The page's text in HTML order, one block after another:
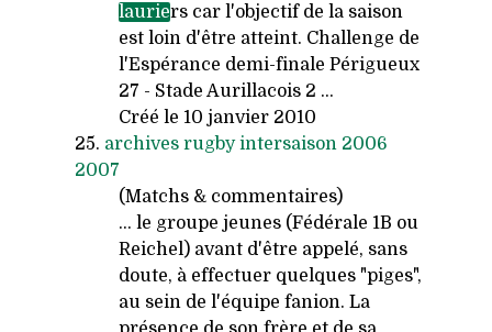
lauriers car l'objectif de la saison
est loin d'être atteint. Challenge de
l'Espérance demi-finale Périgueux
27 - Stade Aurillacois 2 ...
Créé le 10 janvier 2010
25. archives rugby intersaison 2006
2007
(Matchs & commentaires)
... le groupe jeunes (Fédérale 1B ou
Reichel) avant d'être appelé, sans
doute, à effectuer quelques "piges",
au sein de l'équipe fanion. La